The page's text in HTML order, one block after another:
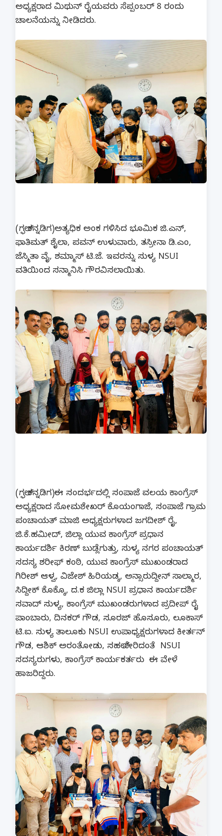
ಅಧ್ಯಕ್ಷರಾದ ಮಿಥುನ್ ರೈಯವರು ಸೆಪ್ಪಂಬರ್ 8 ರಂದು
ಚಾಲನೆಯನ್ನು ನೀಡಿದರು.
(ಗಲ್ಫ್ ಕನ್ನಡಿಗ)ಅತ್ಯಧಿಕ ಅಂಕ ಗಳಿಸಿದ ಭೂಮಿಕ ಜಿ.ಎನ್,
ಫಾತಿಮತ್ ಶೈಲಾ, ಪವನ್ ಉಳುವಾರು, ತಸ್ರೀನಾ ಡಿ.ಎಂ,
ಜೆಸ್ಮಿತಾ ವೈ, ಶಮ್ಮಾಸ್ ಟಿ.ಜೆ. ಇವರನ್ನು ಸುಳ್ಯ NSUI
ವತಿಯಿಂದ ಸನ್ಮಾನಿಸಿ ಗೌರವಿಸಲಾಯಿತು.
(ಗಲ್ಫ್ ಕನ್ನಡಿಗ)ಈ ಸಂದರ್ಭದಲ್ಲಿ ಸಂಪಾಜೆ ವಲಯ ಕಾಂಗ್ರೆಸ್
ಅಧ್ಯಕ್ಷರಾದ ಸೋಮಶೇಖರ್ ಕೊಯಂಗಾಜೆ, ಸಂಪಾಜೆ ಗ್ರಾಮ
ಪಂಚಾಯತ್ ಮಾಜಿ ಅಧ್ಯಕ್ಷರುಗಳಾದ ಜಗದೀಶ್ ರೈ,
ಜಿ.ಕೆ.ಹಮೀದ್, ಜಿಲ್ಲಾ ಯುವ ಕಾಂಗ್ರೆಸ್ ಪ್ರಧಾನ
ಕಾರ್ಯದರ್ಶಿ ಕಿರಣ್ ಬುಡ್ಲೆಗುತ್ತು, ಸುಳ್ಯ ನಗರ ಪಂಚಾಯತ್
ಸದಸ್ಯ ಶರೀಫ್ ಕಂಠಿ, ಯುವ ಕಾಂಗ್ರೆಸ್ ಮುಖಂಡರಾದ
ಗಿರೀಶ್ ಆಳ್ವ, ವಿಜೇಶ್ ಹಿರಿಯಡ್ಕ, ಅನ್ಸಾರುದ್ದೀನ್ ಸಾಲ್ಮಾರ,
ಸಿದ್ದೀಕ್ ಕೊಕ್ಕೊ, ದ.ಕ ಜಿಲ್ಲಾ NSUI ಪ್ರಧಾನ ಕಾರ್ಯದರ್ಶಿ
ಸವಾದ್ ಸುಳ್ಯ, ಕಾಂಗ್ರೆಸ್ ಮುಖಂಡರುಗಳಾದ ಪ್ರದೀಪ್ ರೈ
ಪಾಂಬಾರು, ದಿನಕರ್ ಗೌಡ, ಸೂರಜ್ ಹೊಸೂರು, ಲೂಕಾಸ್
ಟಿ.ಐ. ಸುಳ್ಯ ತಾಲೂಕು NSUI ಉಪಾಧ್ಯಕ್ಷರುಗಳಾದ ಕೀರ್ತನ್
ಗೌಡ, ಆಶಿಕ್ ಅರಂತೋಡು, ಸಹಲ್ ಸೇರಿದಂತೆ NSUI
ಸದಸ್ಯರುಗಳು, ಕಾಂಗ್ರೆಸ್ ಕಾರ್ಯಕರ್ತರು ಈ ವೇಳೆ
ಹಾಜರಿದ್ದರು.